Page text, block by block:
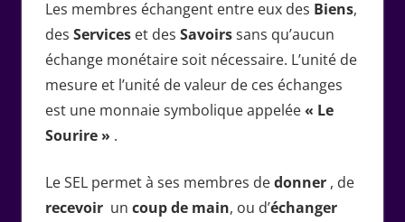
Les membres échangent entre eux des Biens,
des Serviceset des Savoirssans qu’aucun
échange monétaire soit nécessaire. L’unité de
mesure et l’unité de valeur de ces échanges
est une monnaie symbolique appelée« Le
Sourire » .
Le SEL permet à ses membres dedonner, de
recevoirun coup de main, ou d’échanger